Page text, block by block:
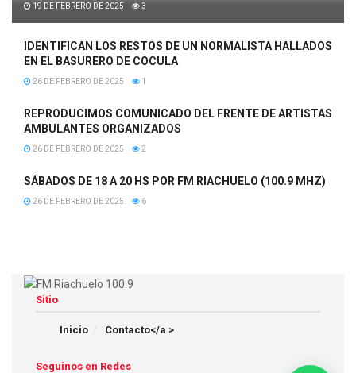
19 DE FEBRERO DE 2025 3
IDENTIFICAN LOS RESTOS DE UN NORMALISTA HALLADOS
EN EL BASURERO DE COCULA
26 DE FEBRERO DE 2025 1
REPRODUCIMOS COMUNICADO DEL FRENTE DE ARTISTAS
AMBULANTES ORGANIZADOS
26 DE FEBRERO DE 2025 2
SÁBADOS DE 18 A 20 HS POR FM RIACHUELO (100.9 MHZ)
26 DE FEBRERO DE 2025 6
Sitio
Inicio Contacto</a >
Seguinos en Redes